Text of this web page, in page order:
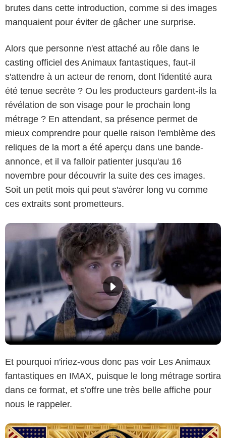
brutes dans cette introduction, comme si des images
manquaient pour éviter de gâcher une surprise.
Alors que personne n'est attaché au rôle dans le
casting officiel des Animaux fantastiques, faut-il
s'attendre à un acteur de renom, dont l'identité aura
été tenue secrète ? Ou les producteurs gardent-ils la
révélation de son visage pour le prochain long
métrage ? En attendant, sa présence permet de
mieux comprendre pour quelle raison l'emblème des
reliques de la mort a été aperçu dans une bande-
annonce, et il va falloir patienter jusqu'au 16
novembre pour découvrir la suite des ces images.
Soit un petit mois qui peut s'avérer long vu comme
ces extraits sont prometteurs.
Et pourquoi n'iriez-vous donc pas voir Les Animaux
fantastiques en IMAX, puisque le long métrage sortira
dans ce format, et s'offre une très belle affiche pour
nous le rappeler.
Warner Bros. Pictures